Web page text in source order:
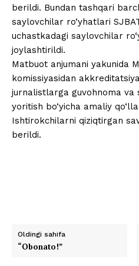
berildi. Bundan tashqari
saylovchilar ro‘yhatlari
uchastkadagi saylovchilar
joylashtirildi.
Matbuot anjumani yakunida
komissiyasidan
jurnalistlarga guvohnoma va
yoritish bo‘yicha amaliy
Ishtirokchilarni qiziqtirgan
berildi.
Oldingi sahifa
“Obonato!”